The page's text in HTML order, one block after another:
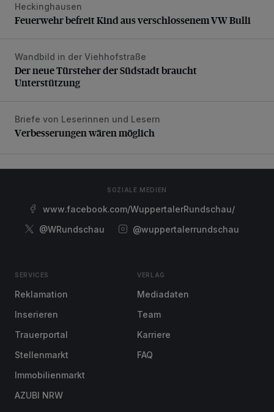
Feuerwehr befreit Kind aus verschlossenem VW Bulli
Heckinghausen
Feuerwehr befreit Kind aus verschlossenem VW Bulli
Der neue Türsteher der Südstadt braucht Unterstützung
Wandbild in der Viehhofstraße
Der neue Türsteher der Südstadt braucht
Unterstützung
Verbesserungen wären möglich
Briefe von Leserinnen und Lesern
Verbesserungen wären möglich
SOZIALE MEDIEN
www.facebook.com/WuppertalerRundschau/
@WRundschau
@wuppertalerrundschau
SERVICES
Reklamation
Inserieren
Trauerportal
Stellenmarkt
Immobilienmarkt
AZUBI NRW
VERLAG
Mediadaten
Team
Karriere
FAQ